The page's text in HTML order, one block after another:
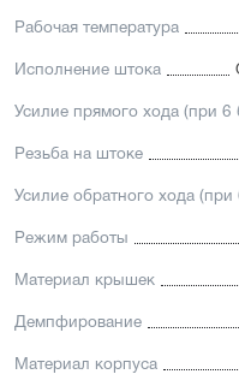
Рабочая температура
Исполнение штока
Усилие прямого хода (при 6
Резьба на штоке
Усилие обратного хода (при
Режим работы
Материал крышек
Демпфирование
Материал корпуса